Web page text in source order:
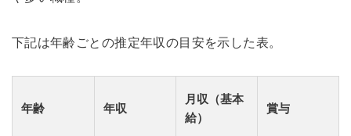
下記は年齢ごとの推定年収の目安を示した表。
年齢 年収
月収（基本
給）
賞与